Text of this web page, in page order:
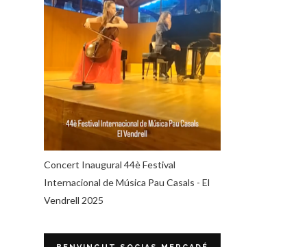
Concert Inaugural 44è Festival
Internacional de Música Pau Casals - El
Vendrell 2025